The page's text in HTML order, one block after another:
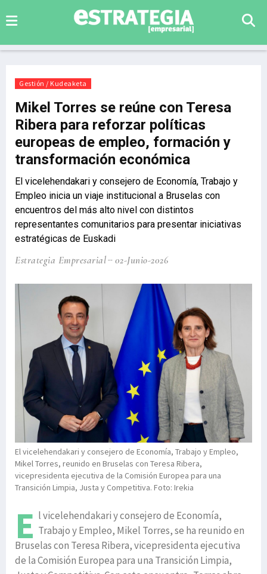
Gestión / Kudeaketa
Mikel Torres se reúne con Teresa
Ribera para reforzar políticas
europeas de empleo, formación y
transformación económica
El vicelehendakari y consejero de Economía, Trabajo y
Empleo inicia un viaje institucional a Bruselas con
encuentros del más alto nivel con distintos
representantes comunitarios para presentar iniciativas
estratégicas de Euskadi
Estrategia Empresarial 02-Junio-2026
El vicelehendakari y consejero de Economía, Trabajo y Empleo,
Mikel Torres, reunido en Bruselas con Teresa Ribera,
vicepresidenta ejecutiva de la Comisión Europea para una
Transición Limpia, Justa y Competitiva. Foto: Irekia
E l vicelehendakari y consejero de Economía,
Trabajo y Empleo, Mikel Torres, se ha reunido en
Bruselas con Teresa Ribera, vicepresidenta ejecutiva
de la Comisión Europea para una Transición Limpia,